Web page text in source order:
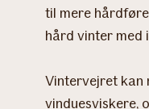
til mere
hård vinter med
Vintervejret kan
vinduesviskere,